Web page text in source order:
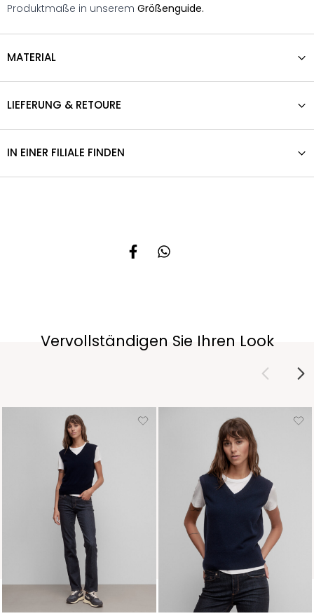
Produktmaße in unserem Größenguide.
MATERIAL
LIEFERUNG & RETOURE
IN EINER FILIALE FINDEN
Vervollständigen Sie Ihren Look